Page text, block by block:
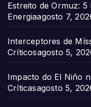
Estreito de Ormuz:
Energiaagosto 7,
Interceptores de
Críticosagosto 5,
Impacto do El Niño
Críticasagosto 5,